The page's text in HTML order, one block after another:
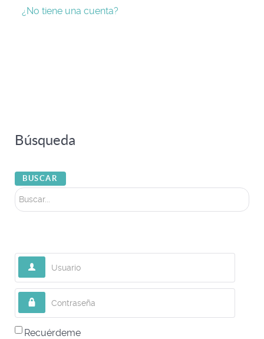
¿No tiene una cuenta?
Búsqueda
BUSCAR
Contraseña
Recuérdeme